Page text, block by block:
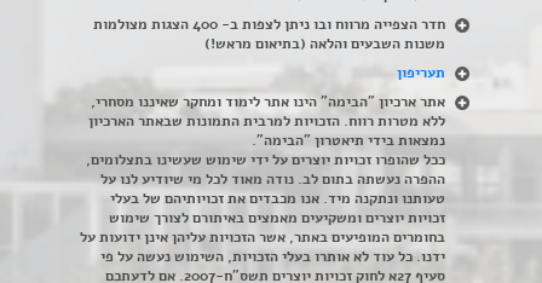
חדר הצפייה מרווח ובו ניתן לצפות ב- 400 הצגות מצולמות
משנות השבעים והלאה (בתיאום מראש!)
תעריפון
אתר ארכיון "הבימה" הינו אתר לימוד ומחקר שאיננו מסחרי,
ללא מטרות רווח. הזכויות למרבית התמונות שבאתר הארכיון
נמצאות בידי תיאטרון "הבימה".
ככל שהופרו זכויות יוצרים על ידי שימוש שעשינו בתצלומים,
ההפרה נעשתה בתום לב. נודה מאוד לכל מי שיודיע לנו על
טעותנו ונתקנה מיד. אנו מכבדים את זכויותיהם של בעלי
זכויות יוצרים ומשקיעים מאמצים באיתורם לצורך שימוש
בחומרים המופיעים באתר, אשר הזכויות עליהן אינן ידועות על
ידנו. כל עוד לא אותרו בעלי הזכויות, השימוש נעשה על פי
סעיף 27א לחוק זכויות יוצרים תשס"ח-2007. אם לדעתכם